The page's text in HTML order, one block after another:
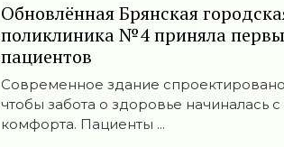
Обновлённая Брянская
поликлиника №4 приняла
пациентов
Современное здание спроектировано
чтобы забота о здоровье начиналась с
комфорта. Пациенты ...